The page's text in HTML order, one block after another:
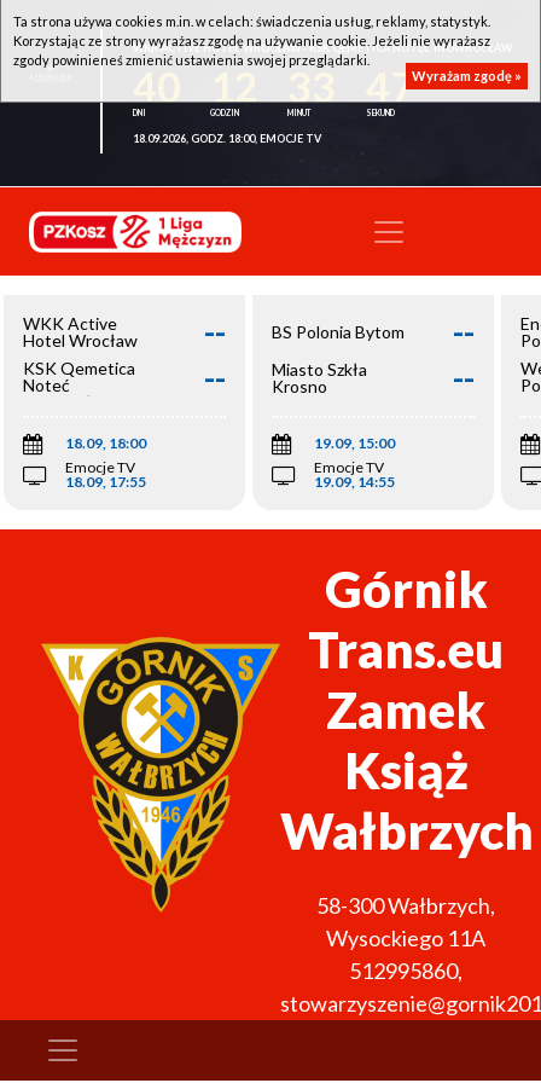
WKK ACTIVE HOTEL WROCŁAW - KSK QEMETICA NOTEĆ INOWROCŁAW
47
18.09.2026, GODZ. 18:00, EMOCJE TV
WKK Active
Hotel Wrocław
--
KSK Qemetica
Noteć
Inowrocław
--
18.09, 18:00
Emocje TV
18.09, 17:55
BS Polonia Bytom --
Miasto Szkła
Krosno
--
19.09, 15:00
Emocje TV
19.09, 14:55
Górnik
Trans.eu
Zamek
Książ
Wałbrzych
58-300Wałbrzych,
Wysockiego 11A
512995860,
Ta strona używa cookies m.in. w celach: świadczenia usług, reklamy, statystyk.
Korzystając ze strony wyrażasz zgodę na używanie cookie. Jeżeli nie wyrażasz
zgody powinieneś zmienić ustawienia swojej przeglądarki.
Wyrażam zgodę »